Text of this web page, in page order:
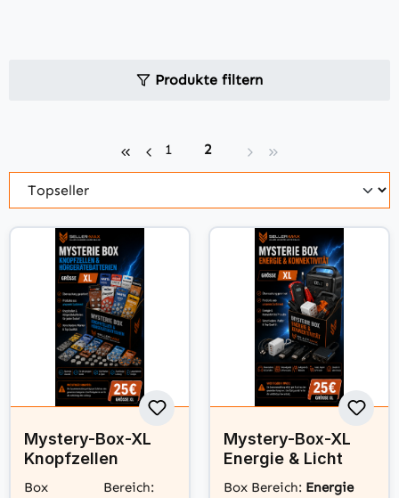
Produkte filtern
Seite
1 Seite
2
Mystery-Box-XL
Knopfzellen
Box Bereich:
Mystery-Box-XL
Energie & Licht
Box Bereich: Energie